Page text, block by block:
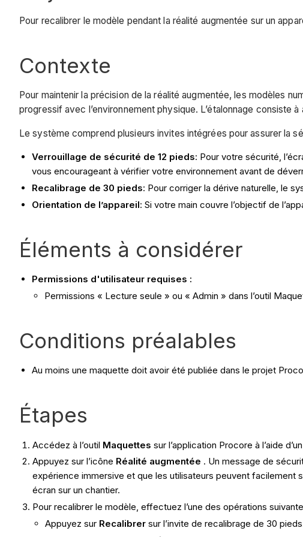
Pour recalibrer le modèle pendant la réalité augmentée sur un
Contexte
Pour maintenir la précision de la réalité augmentée, les modèles
progressif avec l’environnement physique. L’étalonnage
Le système comprend plusieurs invites intégrées pour assurer la
Verrouillage de sécurité de 12 pieds: Pour votre sécurité,
vous encourageant à vérifier votre environnement avant de
Recalibrage de 30 pieds: Pour corriger la dérive naturelle, le
Orientation de l’appareil: Si votre main couvre l’objectif de
Éléments à considérer
Permissions d'utilisateur requises :
Permissions « Lecture seule » ou « Admin » dans l’outil
Conditions préalables
Au moins une maquette doit avoir été publiée dans le projet
Étapes
Accédez à l’outil Maquettes sur l’application Procore à l’aide
Appuyez sur l’icône Réalité augmentée . Un message de
expérience immersive et que les utilisateurs peuvent facilement
écran sur un chantier.
Pour recalibrer le modèle, effectuez l’une des opérations
Appuyez sur Recalibrer sur l’invite de recalibrage de 30